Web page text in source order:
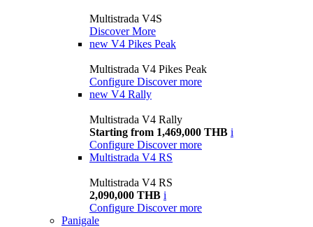
Multistrada V4S
Discover More
new V4 Pikes Peak
Multistrada V4 Pikes Peak
Configure Discover more
new V4 Rally
Multistrada V4 Rally
Starting from 1,469,000 THB i
Configure Discover more
Multistrada V4 RS
Multistrada V4 RS
2,090,000 THB i
Configure Discover more
Panigale